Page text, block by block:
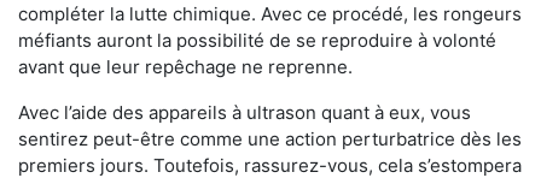
compléter la lutte chimique. Avec ce procédé, les rongeurs
méfiants auront la possibilité de se reproduire à volonté
avant que leur repêchage ne reprenne.
Avec l’aide des appareils à ultrason quant à eux, vous
sentirez peut-être comme une action perturbatrice dès les
premiers jours. Toutefois, rassurez-vous, cela s’estompera